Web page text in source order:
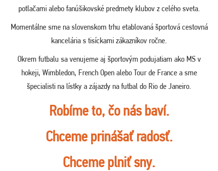
potlačami alebo fanúšikovské predmety klubov z celého sveta.
Momentálne sme na slovenskom trhu etablovaná športová cestovná
kancelária s tisíckami zákazníkov ročne.
Okrem futbalu sa venujeme aj športovým podujatiam ako MS v
hokeji, Wimbledon, French Open alebo Tour de France a sme
špecialisti na lístky a zájazdy na futbal do Rio de Janeiro.
Robíme to, čo nás baví.
Chceme prinášať radosť.
Chceme plniť sny.